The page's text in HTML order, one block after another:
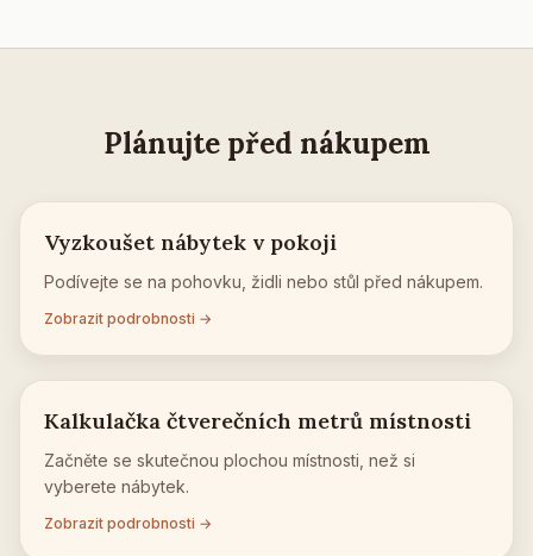
Plánujte před nákupem
Vyzkoušet nábytek v pokoji
Podívejte se na pohovku, židli nebo stůl před nákupem.
Zobrazit podrobnosti →
Kalkulačka čtverečních metrů místnosti
Začněte se skutečnou plochou místnosti, než si
vyberete nábytek.
Zobrazit podrobnosti →